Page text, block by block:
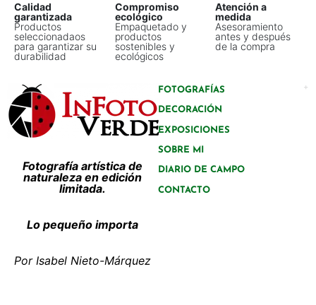
Calidad
garantizada
Productos
seleccionadaos
para garantizar su
durabilidad
Compromiso
ecológico
Empaquetado y
productos
sostenibles y
ecológicos
Atención a
medida
Asesoramiento
antes y después
de la compra
Fotografía artística de
naturaleza en edición
limitada.
Lo pequeño importa
Por Isabel Nieto-Márquez
FOTOGRAFÍAS
DECORACIÓN
EXPOSICIONES
SOBRE MI
DIARIO DE CAMPO
CONTACTO